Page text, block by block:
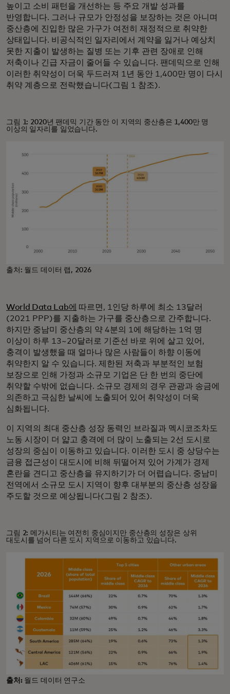
높이고 소비 패턴을 개선하는 등 주요 개발 성과를
반영합니다. 그러나 규모가 안정성을 보장하는 것은 아니며
중산층에 진입한 많은 가구가 여전히 재정적으로 취약한
상태입니다. 비공식적인 일자리에서 계약을 잃거나 예상치
못한 지출이 발생하는 질병 또는 기후 관련 장애로 인해
저축이나 긴급 자금이 줄어들 수 있습니다. 팬데믹으로 인해
이러한 취약성이 더욱 두드러져 1년 동안 1,400만 명이 다시
취약 계층으로 전락했습니다(그림 1 참조).
그림 1: 2020년 팬데믹 기간 동안 이 지역의 중산층은 1,400만 명
이상의 일자리를 잃었습니다.
출처: 월드 데이터 랩, 2026
World Data Lab에 따르면, 1인당 하루에 최소 13달러
(2021 PPP)를 지출하는 가구를 중산층으로 간주합니다.
하지만 중남미 중산층의 약 4분의 1에 해당하는 1억 명
이상이 하루 13~20달러로 기준선 바로 위에 살고 있어,
충격이 발생했을 때 얼마나 많은 사람들이 하향 이동에
취약한지 알 수 있습니다. 제한된 저축과 부분적인 보험
보장으로 인해 가정과 소규모 기업은 단 한 번의 중단에
취약할 수밖에 없습니다. 소규모 경제의 경우 관광과 송금에
의존하고 극심한 날씨에 노출되어 있어 취약성이 더욱
심화됩니다.
이 지역의 최대 중산층 성장 동력인 브라질과 멕시코조차도
노동 시장이 더 얇고 충격에 더 많이 노출되는 2선 도시로
성장의 중심이 이동하고 있습니다. 이러한 도시 중 상당수는
금융 접근성이 대도시에 비해 뒤떨어져 있어 가계가 경제
혼란을 견디고 중산층을 유지하기가 더 어렵습니다. 중남미
전역에서 소규모 도시 지역이 향후 대부분의 중산층 성장을
주도할 것으로 예상됩니다(그림 2 참조).
그림 2: 메가시티는 여전히 중심이지만 중산층의 성장은 상위
대도시를 넘어 다른 도시 지역으로 이동하고 있습니다.
출처:월드 데이터 연구소